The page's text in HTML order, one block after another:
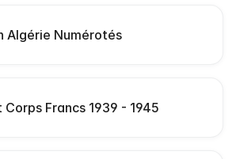
Algérie Numérotés
Francs 1939 - 1945